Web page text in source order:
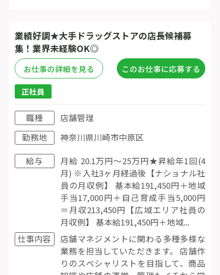
業績好調★大手ドラッグストアの店長候補募
集！業界未経験OK◎
お仕事の詳細を見る このお仕事に応募する
正社員
職種
店舗管理
勤務地
神奈川県川崎市中原区
給与
月給 20.1万円〜25万円★昇給年1回(4
月) ※入社3ヶ月経過後【ナショナル社
員の月収例】 基本給191,450円＋地域
手当17,000円＋自己育成手当5,000円
＝月収213,450円【広域エリア社員の
月収例】 基本給191,450円＋地域...
仕事内容
店舗マネジメントに関わる多種多様な
業務を担当していただきます。 店舗作
りのスペシャリストを目指して、商品